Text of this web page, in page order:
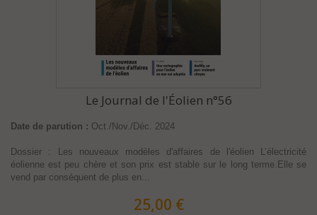
Le Journal de l'Éolien n°56
Date de parution : Oct./Nov./Déc. 2024
Dossier : Les nouveaux modèles d'affaires de l'éolien L’électricité
éolienne est peu chère et son prix est stable sur le long terme.Elle se
vend par conséquent de plus en...
25,00 €